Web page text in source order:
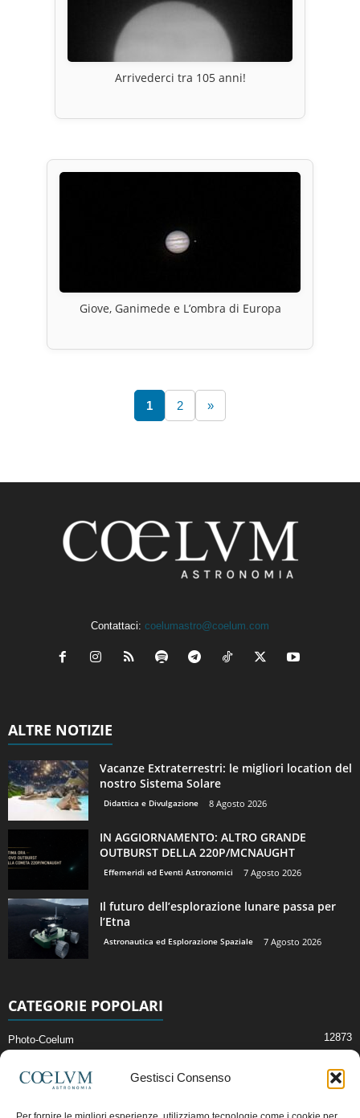
Gestisci Consenso
Arrivederci tra 105 anni!
Giove, Ganimede e L’ombra di Europa
1 2 »
Contattaci: coelumastro@coelum.com
ALTRE NOTIZIE
Vacanze Extraterrestri: le migliori location del
nostro Sistema Solare
Didattica e Divulgazione 8 Agosto 2026
IN AGGIORNAMENTO: ALTRO GRANDE
OUTBURST DELLA 220P/MCNAUGHT
Effemeridi ed Eventi Astronomici 7 Agosto 2026
Il futuro dell’esplorazione lunare passa per
l’Etna
Astronautica ed Esplorazione Spaziale 7 Agosto 2026
CATEGORIE POPOLARI
Photo-Coelum 12873
News di Astronomia 2412
Cielo del Mese